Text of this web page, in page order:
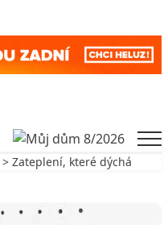
> Zateplení, které dýchá